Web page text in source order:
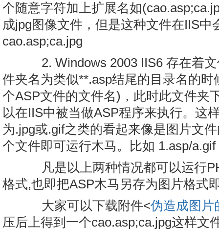
个随意字符加上扩展名如
成jpg图像文件，但是这种文件在IIS中
cao.asp;ca.jpg
2. Windows 2003 IIS6 存在着文
件夹名为类似**.asp结尾的目录名的
个ASP文件的文件名)，此时此文件夹
以在IIS中被当做ASP程序来执行。这
为.jpg或.gif之类的看起来像是图片文
个文件即可运行木马。比如 1.asp/a.gif
凡是以上两种情况都可以运行
格式,也即把ASP木马另存为图片格式
大家可以下载附件<伪造成图片
压后上得到一个cao.asp;ca.jpg这样文